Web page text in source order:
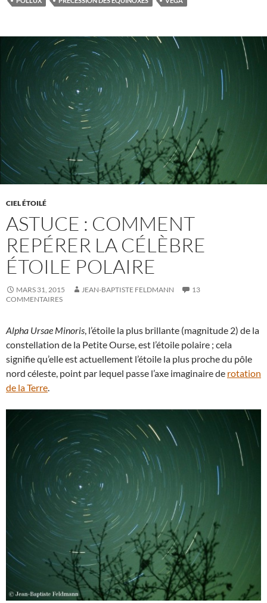
CIEL ÉTOILÉ
ASTUCE : COMMENT
REPÉRER LA CÉLÈBRE
ÉTOILE POLAIRE
MARS 31, 2015 JEAN-BAPTISTE FELDMANN
13
COMMENTAIRES
Alpha Ursae Minoris, l’étoile la plus brillante (magnitude 2) de la
constellation de la Petite Ourse, est l’étoile polaire ; cela
signifie qu’elle est actuellement l’étoile la plus proche du pôle
nord céleste, point par lequel passe l’axe imaginaire de rotation
de la Terre.